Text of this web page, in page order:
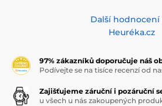
Další hodnocení
Heuréka.cz
97% zákazníků doporučuje náš
Podívejte se na tisíce recenzí od
Zajišťujeme záruční i pozáruční
u všech u nás zakoupených